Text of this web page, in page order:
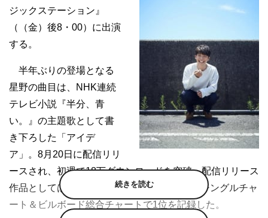
ジックステーション』
（（金）後8・00）に出演
する。
半年ぶりの登場となる
星野の曲目は、NHK連続
テレビ小説『半分、青
い。』の主題歌として書
き下ろした「アイデ
ア」。8月20日に配信リリ
ースされ、初週で18万ダウンロードを突破。配信リリース
作品としては史上初めて、オリコンデジタルシングルチャ
ート＆ビルボード総合チャートで1位を記録した。
続きを読む